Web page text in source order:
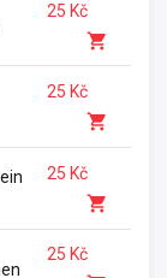
25 Kč
25 Kč
25 Kč
25 Kč